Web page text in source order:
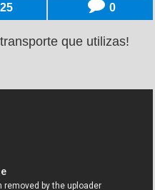
25 0
que utilizas!